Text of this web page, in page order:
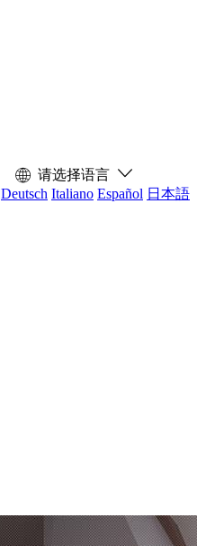
请选择语言
Deutsch Italiano Español 日本語